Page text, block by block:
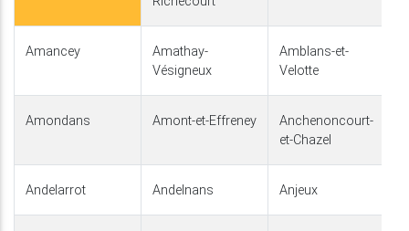
Amancey
Amathay-
Vésigneux
Amblans-et-
Velotte
Amondans Amont-et-Effreney
Anchenoncourt-
et-Chazel
Andelarrot Andelnans Anjeux